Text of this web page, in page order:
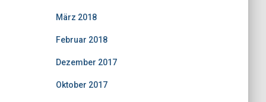
März 2018
Februar 2018
Dezember 2017
Oktober 2017